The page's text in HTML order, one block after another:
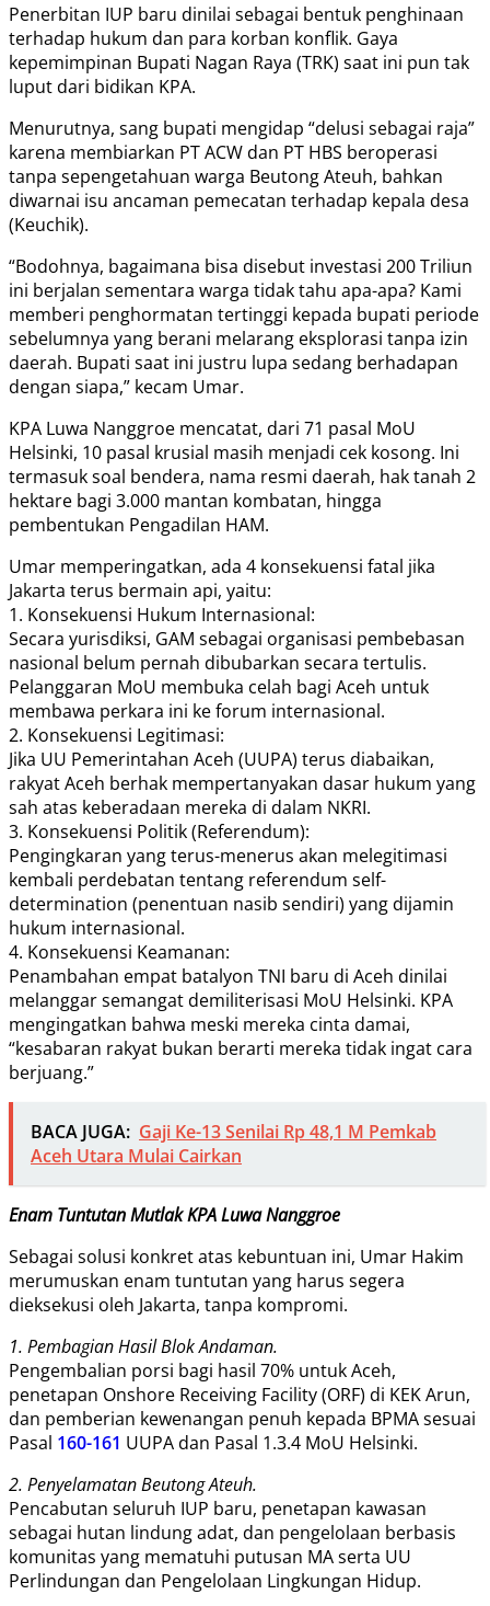
Penerbitan IUP baru dinilai sebagai bentuk penghinaan
terhadap hukum dan para korban konflik. Gaya
kepemimpinan Bupati Nagan Raya (TRK) saat ini pun tak
luput dari bidikan KPA.
Menurutnya, sang bupati mengidap “delusi sebagai raja”
karena membiarkan PT ACW dan PT HBS beroperasi
tanpa sepengetahuan warga Beutong Ateuh, bahkan
diwarnai isu ancaman pemecatan terhadap kepala desa
(Keuchik).
“Bodohnya, bagaimana bisa disebut investasi 200 Triliun
ini berjalan sementara warga tidak tahu apa-apa? Kami
memberi penghormatan tertinggi kepada bupati periode
sebelumnya yang berani melarang eksplorasi tanpa izin
daerah. Bupati saat ini justru lupa sedang berhadapan
dengan siapa,” kecam Umar.
KPA Luwa Nanggroe mencatat, dari 71 pasal MoU
Helsinki, 10 pasal krusial masih menjadi cek kosong. Ini
termasuk soal bendera, nama resmi daerah, hak tanah 2
hektare bagi 3.000 mantan kombatan, hingga
pembentukan Pengadilan HAM.
Umar memperingatkan, ada 4 konsekuensi fatal jika
Jakarta terus bermain api, yaitu:
1. Konsekuensi Hukum Internasional:
Secara yurisdiksi, GAM sebagai organisasi pembebasan
nasional belum pernah dibubarkan secara tertulis.
Pelanggaran MoU membuka celah bagi Aceh untuk
membawa perkara ini ke forum internasional.
2. Konsekuensi Legitimasi:
Jika UU Pemerintahan Aceh (UUPA) terus diabaikan,
rakyat Aceh berhak mempertanyakan dasar hukum yang
sah atas keberadaan mereka di dalam NKRI.
3. Konsekuensi Politik (Referendum):
Pengingkaran yang terus-menerus akan melegitimasi
kembali perdebatan tentang referendum self-
determination (penentuan nasib sendiri) yang dijamin
hukum internasional.
4. Konsekuensi Keamanan:
Penambahan empat batalyon TNI baru di Aceh dinilai
melanggar semangat demiliterisasi MoU Helsinki. KPA
mengingatkan bahwa meski mereka cinta damai,
“kesabaran rakyat bukan berarti mereka tidak ingat cara
berjuang.”
BACA JUGA: Gaji Ke-13 Senilai Rp 48,1 M Pemkab
Aceh Utara Mulai Cairkan
Enam Tuntutan Mutlak KPA Luwa Nanggroe
Sebagai solusi konkret atas kebuntuan ini, Umar Hakim
merumuskan enam tuntutan yang harus segera
dieksekusi oleh Jakarta, tanpa kompromi.
1. Pembagian Hasil Blok Andaman.
Pengembalian porsi bagi hasil 70% untuk Aceh,
penetapan Onshore Receiving Facility (ORF) di KEK Arun,
dan pemberian kewenangan penuh kepada BPMA sesuai
Pasal 160-161 UUPA dan Pasal 1.3.4 MoU Helsinki.
2. Penyelamatan Beutong Ateuh.
Pencabutan seluruh IUP baru, penetapan kawasan
sebagai hutan lindung adat, dan pengelolaan berbasis
komunitas yang mematuhi putusan MA serta UU
Perlindungan dan Pengelolaan Lingkungan Hidup.